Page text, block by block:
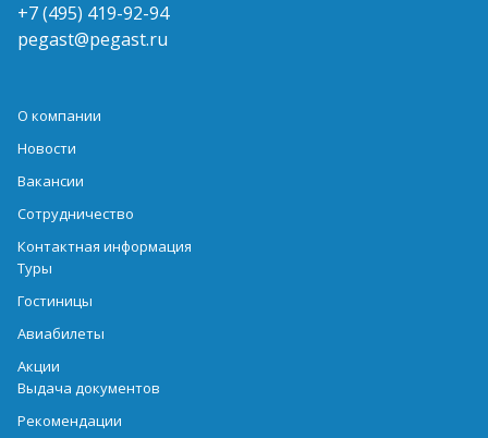
+7 (495) 419-92-94
pegast@pegast.ru
О компании
Новости
Вакансии
Сотрудничество
Контактная информация
Туры
Гостиницы
Авиабилеты
Акции
Выдача документов
Рекомендации